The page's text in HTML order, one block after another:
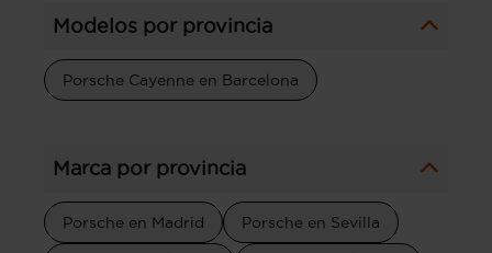
Modelos por provincia
Porsche Cayenne en Barcelona
Marca por provincia
Porsche en Madrid Porsche en Sevilla